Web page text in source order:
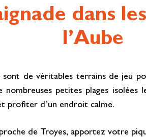
dans
l’Aube
sont de véritables terrains de jeu
nombreuses petites plages isolées
profiter d’un endroit calme.
de Troyes, apportez votre